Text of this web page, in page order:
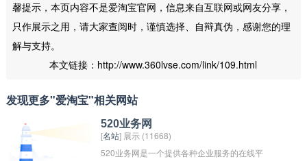
馨提示，本页内容不是爱淘宝官网，信息来自互联网或网友分享，
只作展示之用，请大家查阅时，谨慎选择、自辩真伪，感谢您的理
解与支持。
本文链接：http://www.360lvse.com/link/109.html
发现更多"爱淘宝"相关网站
520业务网
[名站] 展示 (11668)
520业务网是一个提供各种企业服务的在线平